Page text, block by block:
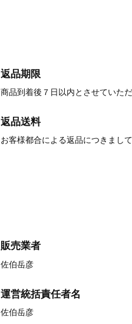
返品期限
商品到着後７日以内とさせていただ
返品送料
お客様都合による返品につきまし
販売業者
佐伯岳彦
運営統括責任者名
佐伯岳彦